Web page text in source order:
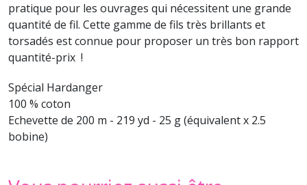
pratique pour les ouvrages qui nécessitent une grande
quantité de fil. Cette gamme de fils très brillants et
torsadés est connue pour proposer un très bon rapport
quantité-prix !
Spécial Hardanger
100 % coton
Echevette de 200 m - 219 yd - 25 g (équivalent x 2.5
bobine)